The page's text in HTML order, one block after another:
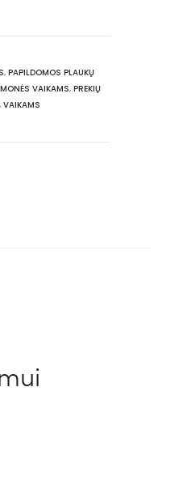
, PAPILDOMOS PLAUKŲ
VAIKAMS, PREKIŲ
, VAIKAMS